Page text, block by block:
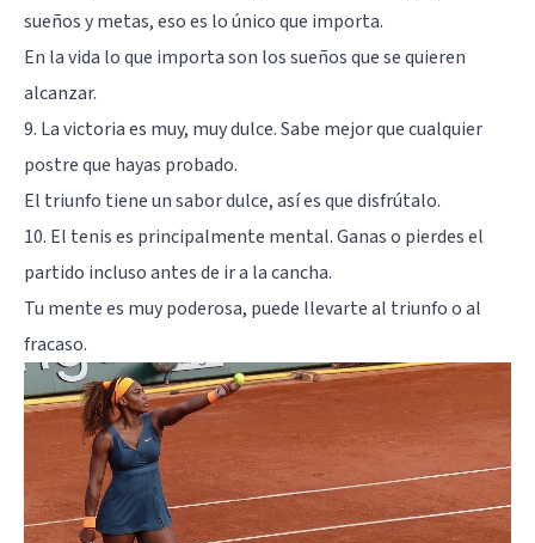
sueños y metas, eso es lo único que importa.
En la vida lo que importa son los sueños que se quieren
alcanzar.
9. La victoria es muy, muy dulce. Sabe mejor que cualquier
postre que hayas probado.
El triunfo tiene un sabor dulce, así es que disfrútalo.
10. El tenis es principalmente mental. Ganas o pierdes el
partido incluso antes de ir a la cancha.
Tu mente es muy poderosa, puede llevarte al triunfo o al
fracaso.